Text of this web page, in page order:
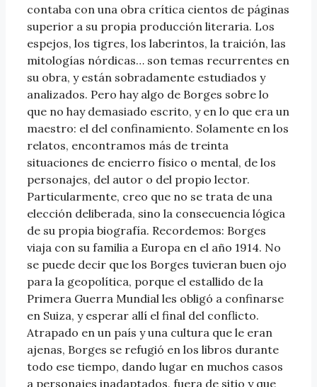
contaba con una obra crítica cientos de páginas
superior a su propia producción literaria. Los
espejos, los tigres, los laberintos, la traición, las
mitologías nórdicas… son temas recurrentes en
su obra, y están sobradamente estudiados y
analizados. Pero hay algo de Borges sobre lo
que no hay demasiado escrito, y en lo que era un
maestro: el del confinamiento. Solamente en los
relatos, encontramos más de treinta
situaciones de encierro físico o mental, de los
personajes, del autor o del propio lector.
Particularmente, creo que no se trata de una
elección deliberada, sino la consecuencia lógica
de su propia biografía. Recordemos: Borges
viaja con su familia a Europa en el año 1914. No
se puede decir que los Borges tuvieran buen ojo
para la geopolítica, porque el estallido de la
Primera Guerra Mundial les obligó a confinarse
en Suiza, y esperar allí el final del conflicto.
Atrapado en un país y una cultura que le eran
ajenas, Borges se refugió en los libros durante
todo ese tiempo, dando lugar en muchos casos
a personajes inadaptados, fuera de sitio y que